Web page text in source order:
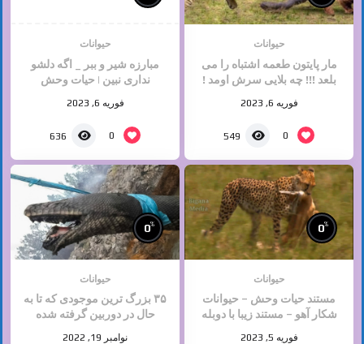
حیوانات
مار پایتون طعمه اشتباه را می
بلعد !!! چه بلایی سرش اومد !
فوریه 6, 2023
0
549
حیوانات
مبارزه شیر و ببر _ اگه دلشو
نداری نبین | حیات وحش
فوریه 6, 2023
0
636
0%
حیوانات
مستند حیات وحش – حیوانات
شکار آهو – مستند زیبا با دوبله
فوریه 5, 2023
0%
حیوانات
۳۵ بزرگ ترین موجودی که تا به
حال در دوربین گرفته شده
نوامبر 19, 2022